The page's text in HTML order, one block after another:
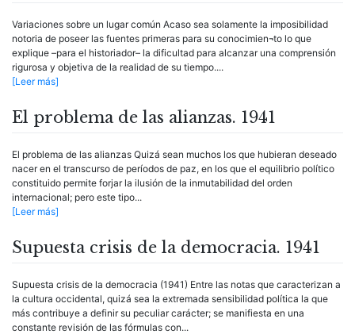
Variaciones sobre un lugar común Acaso sea solamente la imposibilidad
notoria de poseer las fuentes primeras para su conocimien¬to lo que
explique –para el historiador– la dificultad para alcanzar una comprensión
rigurosa y objetiva de la realidad de su tiempo....
[Leer más]
El problema de las alianzas. 1941
El problema de las alianzas Quizá sean muchos los que hubieran deseado
nacer en el transcurso de períodos de paz, en los que el equilibrio político
constituido permite forjar la ilusión de la inmutabilidad del orden
internacional; pero este tipo...
[Leer más]
Supuesta crisis de la democracia. 1941
Supuesta crisis de la democracia (1941) Entre las notas que caracterizan a
la cultura occidental, quizá sea la extremada sensibilidad política la que
más contribuye a definir su peculiar carácter; se manifiesta en una
constante revisión de las fórmulas con...